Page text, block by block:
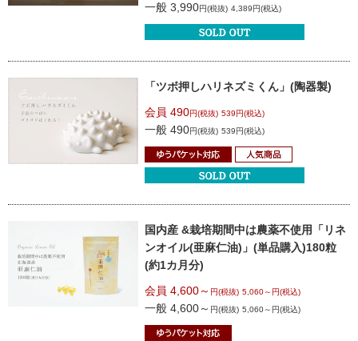
一般 3,990円(税抜) 4,389円(税込)
「ツボ押しハリネズミくん」(陶器製)
会員 490円(税抜) 539円(税込)
一般 490円(税抜) 539円(税込)
国内産 &栽培期間中は農薬不使用
「リネ
ンオイル(亜麻仁油)」(単品購入)180粒
(約1カ月分)
会員 4,600～ 円(税抜) 5,060～円(税込)
一般 4,600～ 円(税抜) 5,060～円(税込)